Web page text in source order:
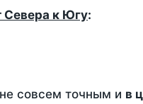
Севера к Югу:
совсем точным и в